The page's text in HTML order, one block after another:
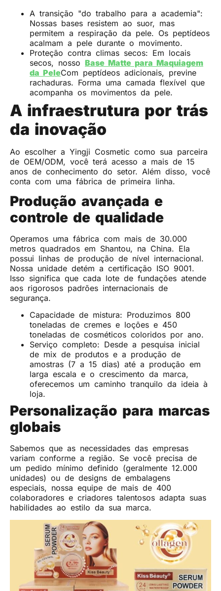
A transição "do trabalho para a academia":
Nossas bases resistem ao suor, mas
permitem a respiração da pele. Os peptídeos
acalmam a pele durante o movimento.
Proteção contra climas secos: Em locais
secos, nosso Base Matte para Maquiagem
da PeleCom peptídeos adicionais, previne
rachaduras. Forma uma camada flexível que
acompanha os movimentos da pele.
A infraestrutura por trás
da inovação
Ao escolher a Yingji Cosmetic como sua parceira
de OEM/ODM, você terá acesso a mais de 15
anos de conhecimento do setor. Além disso, você
conta com uma fábrica de primeira linha.
Produção avançada e
controle de qualidade
Operamos uma fábrica com mais de 30.000
metros quadrados em Shantou, na China. Ela
possui linhas de produção de nível internacional.
Nossa unidade detém a certificação ISO 9001.
Isso significa que cada lote de fundações atende
aos rigorosos padrões internacionais de
segurança.
Capacidade de mistura: Produzimos 800
toneladas de cremes e loções e 450
toneladas de cosméticos coloridos por ano.
Serviço completo: Desde a pesquisa inicial
de mix de produtos e a produção de
amostras (7 a 15 dias) até a produção em
larga escala e o crescimento da marca,
oferecemos um caminho tranquilo da ideia à
loja.
Personalização para marcas
globais
Sabemos que as necessidades das empresas
variam conforme a região. Se você precisa de
um pedido mínimo definido (geralmente 12.000
unidades) ou de designs de embalagens
especiais, nossa equipe de mais de 400
colaboradores e criadores talentosos adapta suas
habilidades ao estilo da sua marca.